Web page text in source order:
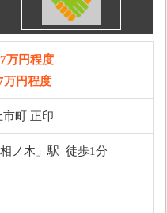
7万円程度
万円程度
町 正印
ノ木」駅 徒歩1分